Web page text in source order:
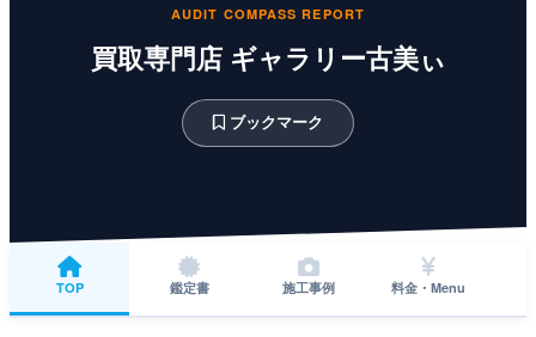
AUDIT COMPASS REPORT
買取専門店 ギャラリー古美ぃ
ブックマーク
TOP 鑑定書 施工事例 料金・Menu